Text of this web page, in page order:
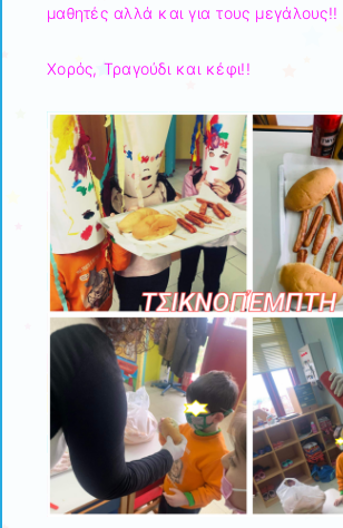
μαθητές αλλά και για τους μεγάλους!!
Χορός, Τραγούδι και κέφι!!